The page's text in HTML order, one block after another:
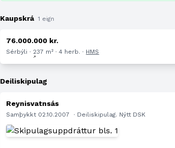
Kaupskrá 1 eign
76.000.000 kr.
Sérbýli · 237 m² · 4 herb. · HMS
Deiliskipulag
Reynisvatnsás
Samþykkt 02.10.2007 · Deiliskipulag. Nýtt DSK